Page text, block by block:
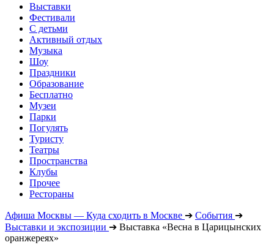
Выставки
Фестивали
С детьми
Активный отдых
Музыка
Шоу
Праздники
Образование
Бесплатно
Музеи
Парки
Погулять
Туристу
Театры
Пространства
Клубы
Прочее
Рестораны
Афиша Москвы — Куда сходить в Москве ➔ События ➔
Выставки и экспозиции ➔ Выставка «Весна в Царицынских
оранжереях»